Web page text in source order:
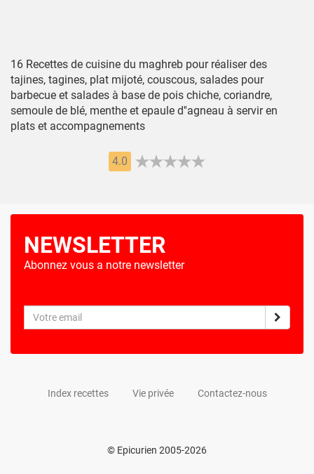
16 Recettes de cuisine du maghreb pour réaliser des
tajines, tagines, plat mijoté, couscous, salades pour
barbecue et salades à base de pois chiche, coriandre,
semoule de blé, menthe et epaule d''agneau à servir en
plats et accompagnements
4.0
NEWSLETTER
Abonnez vous a notre newsletter
Index recettes Vie privée Contactez-nous
© Epicurien 2005-2026